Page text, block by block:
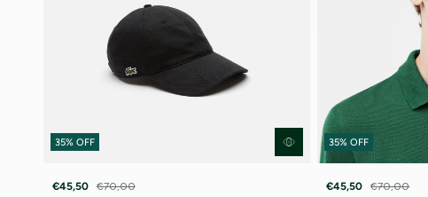
35% OFF
€45,50 €70,00
35% OFF
€45,50 €70,00